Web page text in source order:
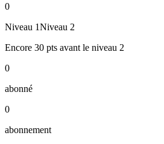
0
Niveau 1Niveau 2
Encore 30 pts avant le niveau 2
0
abonné
0
abonnement